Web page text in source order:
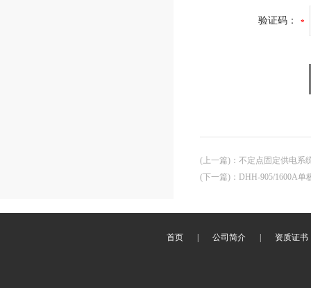
验证码：
(上一篇) ： 不定点固定供电系
(下一篇) ： DHH-905/1600A
首页 公司简介 资质证书